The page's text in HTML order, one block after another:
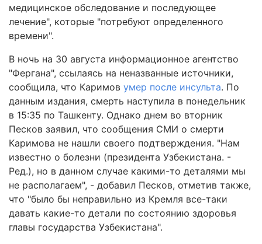
медицинское обследование и последующее
лечение", которые "потребуют определенного
времени".
В ночь на 30 августа информационное агентство
"Фергана", ссылаясь на неназванные источники,
сообщила, что Каримов умер после инсульта. По
данным издания, смерть наступила в понедельник
в 15:35 по Ташкенту. Однако днем во вторник
Песков заявил, что сообщения СМИ о смерти
Каримова не нашли своего подтверждения. "Нам
известно о болезни (президента Узбекистана. -
Ред.), но в данном случае какими-то деталями мы
не располагаем", - добавил Песков, отметив также,
что "было бы неправильно из Кремля все-таки
давать какие-то детали по состоянию здоровья
главы государства Узбекистана".